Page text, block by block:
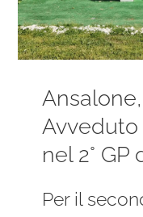
Avveduto
nel 2°
Per il